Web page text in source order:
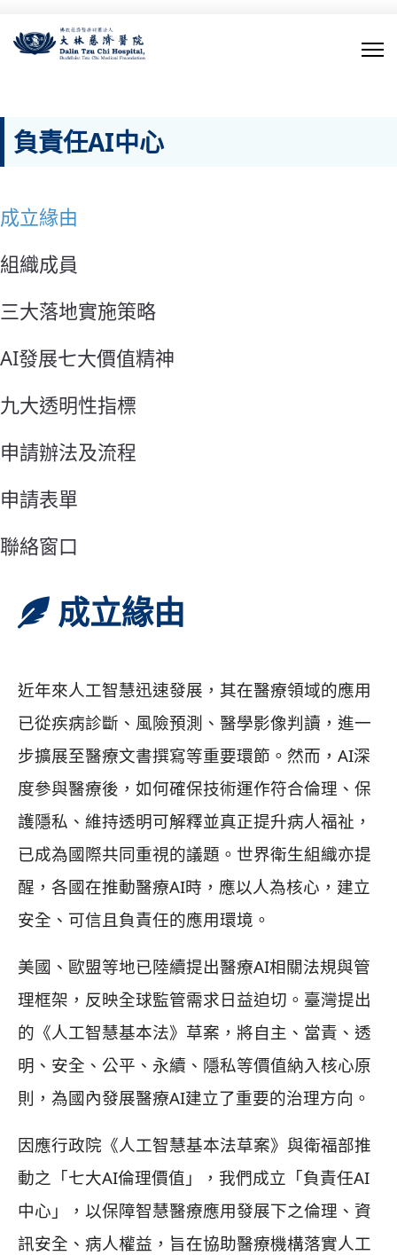
負責任AI中心
成立緣由
組織成員
三大落地實施策略
AI發展七大價值精神
九大透明性指標
申請辦法及流程
申請表單
聯絡窗口
成立緣由
近年來人工智慧迅速發展，其在醫療領域的應用
已從疾病診斷、風險預測、醫學影像判讀，進一
步擴展至醫療文書撰寫等重要環節。然而，AI深
度參與醫療後，如何確保技術運作符合倫理、保
護隱私、維持透明可解釋並真正提升病人福祉，
已成為國際共同重視的議題。世界衛生組織亦提
醒，各國在推動醫療AI時，應以人為核心，建立
安全、可信且負責任的應用環境。
美國、歐盟等地已陸續提出醫療AI相關法規與管
理框架，反映全球監管需求日益迫切。臺灣提出
的《人工智慧基本法》草案，將自主、當責、透
明、安全、公平、永續、隱私等價值納入核心原
則，為國內發展醫療AI建立了重要的治理方向。
因應⾏政院《人工智慧基本法草案》與衛福部推
動之「七⼤AI倫理價值」，我們成立「負責任AI
中⼼」，以保障智慧醫療應⽤發展下之倫理、資
訊安全、病⼈權益，旨在協助醫療機構落實人工